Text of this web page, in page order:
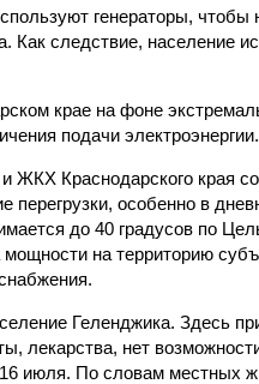
генераторы, чтобы
Как следствие, население
крае на фоне
подачи электроэнергии.
ЖКХ Краснодарского края
перегрузки, особенно в
до 40 градусов по
на территорию
Геленджика. Здесь
лекарства, нет
июля. По словам местных